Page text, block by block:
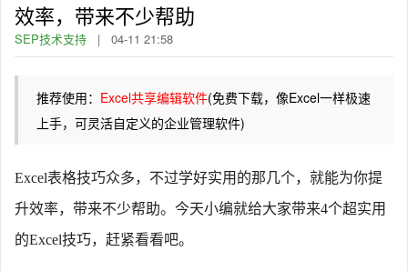
效率，带来不少帮助
SEP技术支持 | 04-11 21:58
推荐使用： Excel共享编辑软件(免费下载，像Excel一样极速
上手，可灵活自定义的企业管理软件)
Excel表格技巧众多，不过学好实用的那几个，就能为你提
升效率，带来不少帮助。今天小编就给大家带来4个超实用
的Excel技巧，赶紧看看吧。